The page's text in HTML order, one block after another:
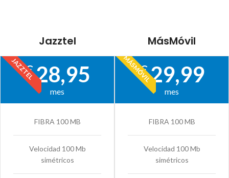
Jazztel
JAZZTEL
€28,95
mes
FIBRA 100 MB
Velocidad 100 Mb
simétricos
MásMóvil
MÁSMÓVIL
€29,99
mes
FIBRA 100 MB
Velocidad 100 Mb
simétricos